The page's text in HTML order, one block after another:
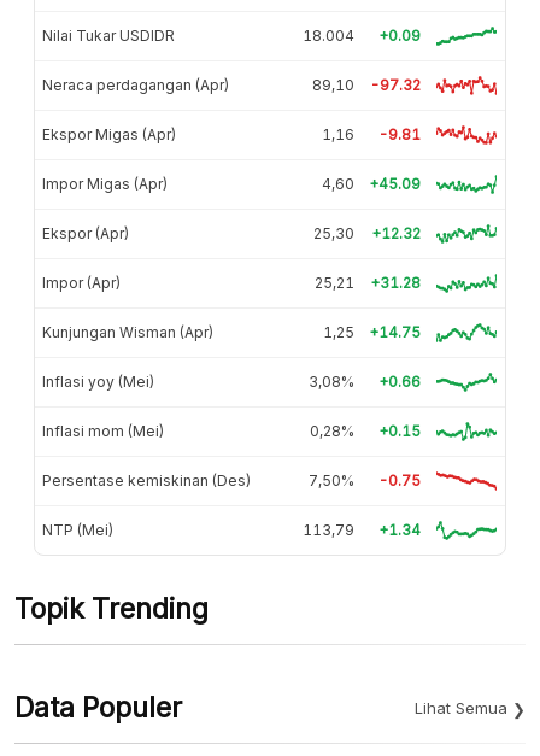
Nilai Tukar USDIDR 18.004 +0.09
Neraca perdagangan (Apr) 89,10 -97.32
Ekspor Migas (Apr) 1,16 -9.81
Impor Migas (Apr) 4,60 +45.09
Ekspor (Apr) 25,30 +12.32
Impor (Apr) 25,21 +31.28
Kunjungan Wisman (Apr) 1,25 +14.75
Inflasi yoy (Mei) 3,08% +0.66
Inflasi mom (Mei) 0,28% +0.15
Persentase kemiskinan (Des) 7,50% -0.75
NTP (Mei) 113,79 +1.34
Topik Trending
Data Populer Lihat Semua